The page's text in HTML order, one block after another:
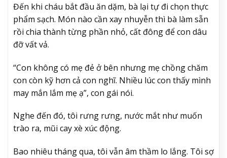
Đến khi cháu bắt đầu ăn dặm, bà lại tự đi chọn thực
phẩm sạch. Món nào cần xay nhuyễn thì bà làm sẵn
rồi chia thành từng phần nhỏ, cất đông để con dâu
đỡ vất vả.
“Con không có mẹ đẻ ở bên nhưng mẹ chồng chăm
con còn kỹ hơn cả con nghĩ. Nhiều lúc con thấy mình
may mắn lắm mẹ ạ”, con gái nói.
Nghe đến đó, tôi rưng rưng, nước mắt như muốn
trào ra, mũi cay xè xúc động.
Bao nhiêu tháng qua, tôi vẫn âm thầm lo lắng. Tôi sợ